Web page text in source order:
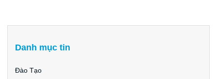
Danh mục tin
Đào Tạo